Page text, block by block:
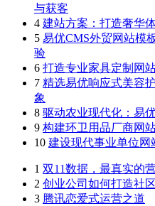
与获客
4 建站方案：打造奢华
5 易优CMS外贸网站模
验
6 打造专业家具定制网
7 精选易优响应式美容
象
8 驱动农业现代化：易
9 构建环卫用品厂商网
10 建设现代事业单位网
1 双11数据，最真实的
2 创业公司如何打造社区
3 腾讯恋爱式运营之道